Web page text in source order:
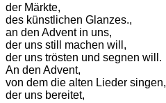
der Märkte,
des künstlichen Glanzes.,
an den Advent in uns,
der uns still machen will,
der uns trösten und segnen will.
An den Advent,
von dem die alten Lieder singen,
der uns bereitet,